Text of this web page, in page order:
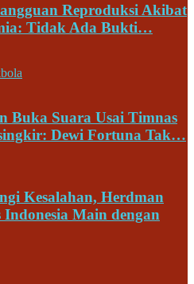
Reproduksi Akibat
Tidak Ada Bukti…
Buka Suara Usai Timnas
Dewi Fortuna Tak…
Kesalahan, Herdman
Main dengan